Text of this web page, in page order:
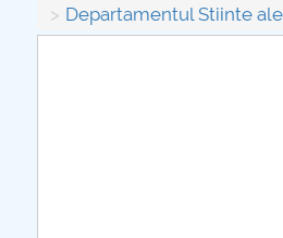
Departamentul Stiinte